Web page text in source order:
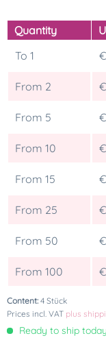
Quantity
To 1
From 2
From 5
From 10
From 15
From 25
From 50
From 100
Content: 4 Stück
Prices incl. VAT plus
Ready to ship